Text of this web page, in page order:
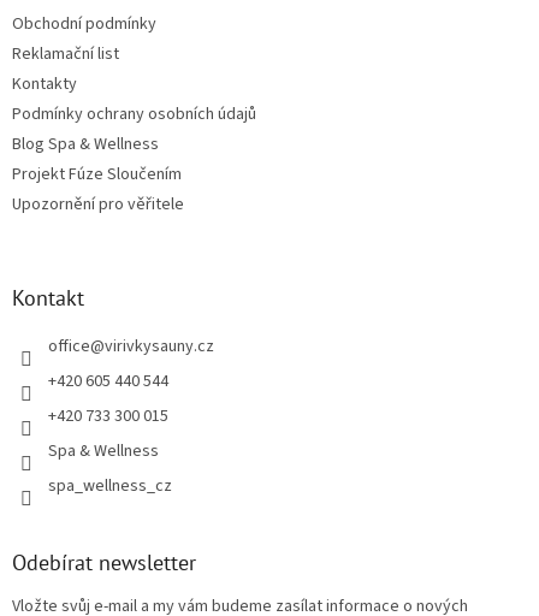
Obchodní podmínky
Reklamační list
Kontakty
Podmínky ochrany osobních údajů
Blog Spa & Wellness
Projekt Fúze Sloučením
Upozornění pro věřitele
Kontakt
office@virivkysauny.cz
+420 605 440 544
+420 733 300 015
Spa & Wellness
spa_wellness_cz
Odebírat newsletter
Vložte svůj e-mail a my vám budeme zasílat informace o nových